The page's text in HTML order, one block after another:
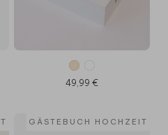
49,99 €
GÄSTEBUCH HOCHZEIT